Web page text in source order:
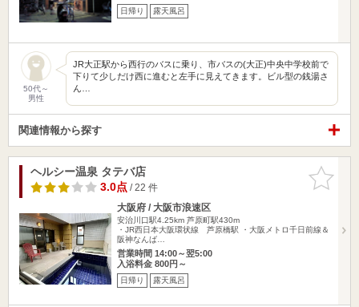
日帰り 露天風呂
50代～
男性
JR大正駅から西行のバスに乗り、市バスの(大正)中央中学校前で
下りて少しだけ西に進むと左手に見えてきます。ビル型の銭湯さ
ん…
関連情報から探す
お気に入
りに追加
ヘルシー温泉 タテバ店
3.0点/ 22 件
大阪府 / 大阪市浪速区
安治川口駅4.25km 芦原町駅430m
・JR西日本大阪環状線 芦原橋駅 ・大阪メトロ千日前線＆
阪神なんば…
営業時間 14:00～翌5:00
入浴料金 800円～
日帰り 露天風呂